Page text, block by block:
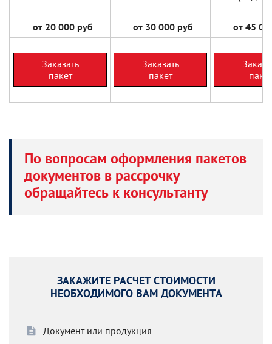
от 20 000 руб от 30 000 руб от 45
Заказать
пакет
Заказать
пакет
пакет
По вопросам оформления пакетов
документов в рассрочку
обращайтесь к консультанту
ЗАКАЖИТЕ РАСЧЕТ СТОИМОСТИ
НЕОБХОДИМОГО ВАМ ДОКУМЕНТА